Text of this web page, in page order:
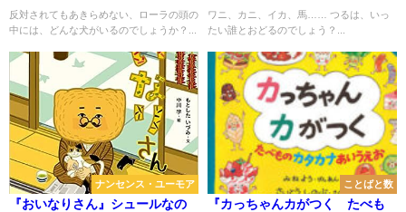
反対されてもあきらめない、ローラの頭の
中には、どんな犬がいるのでしょうか？...
ワニ、カニ、イカ、馬…… つるは、いっ
たい誰とおどるのでしょう？...
ナンセンス・ユーモア
『おいなりさん』シュールなの
ことばと数
『カっちゃんカがつく たべも